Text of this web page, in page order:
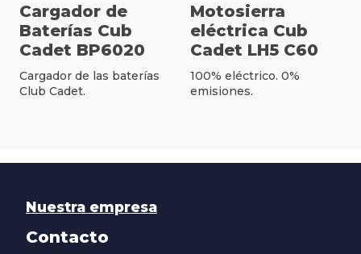
Cargador de
Baterías Cub
Cadet BP6020
Cargador de las baterías
Club Cadet.
Motosierra
eléctrica Cub
Cadet LH5 C60
100% eléctrico. 0%
emisiones.
Nuestra empresa
Contacto